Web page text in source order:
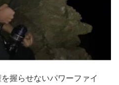
握らせないパワーファイ